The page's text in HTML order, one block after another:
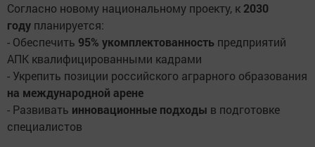
Согласно новому национальному проекту, к 2030
году планируется:
- Обеспечить 95% укомплектованность предприятий
АПК квалифицированными кадрами
- Укрепить позиции российского аграрного образования
на международной арене
- Развивать инновационные подходы в подготовке
специалистов